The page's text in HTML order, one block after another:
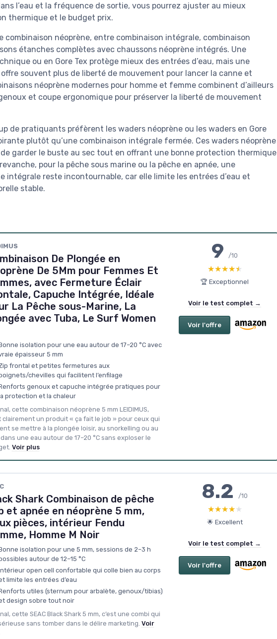
l’eau et la fréquence de sortie, vous pourrez ajuster au mieux
thermique et le budget prix.
combinaison néoprène, entre combinaison intégrale, combinaison
étanches complètes avec chaussons néoprène intégrés. Une
ou en Gore Tex protège mieux des entrées d’eau, mais une
souvent plus de liberté de mouvement pour lancer la canne et
néoprène modernes pour homme et femme combinent d’ailleurs
et coupe ergonomique pour préserver la liberté de mouvement
de pratiquants préfèrent les waders néoprène ou les waders en Gore
plutôt qu’une combinaison intégrale fermée. Ces waders néoprène
garder le buste au sec tout en offrant une bonne protection thermique
pour la pêche sous marine ou la pêche en apnée, une
intégrale reste incontournable, car elle limite les entrées d’eau et
stable.
De Plongée en
De 5Mm pour Femmes Et
avec Fermeture Éclair
Capuche Intégrée, Idéale
La Pêche sous-Marine, La
avec Tuba, Le Surf Women
isolation pour une eau autour de 17–20 °C avec
épaisseur 5 mm
frontal et petites fermetures aux
chevilles qui facilitent l’enfilage
genoux et capuche intégrée pratiques pour
protection et la chaleur
cette combinaison néoprène 5 mm LEIDIMUS,
clairement un produit « ça fait le job » pour ceux qui
se mettre à la plongée loisir, au snorkelling ou au
une eau autour de 17–20 °C sans exploser le
Voir plus
9/10
★★★★★
★★★★★
🏆 Exceptionnel
Voir le test complet →
Voir l'offre
Shark Combinaison de pêche
et apnée en néoprène 5 mm,
pièces, intérieur Fendu
Homme M Noir
isolation pour une 5 mm, sessions de 2–3 h
autour de 12–15 °C
open cell confortable qui colle bien au corps
limite les entrées d’eau
utiles (sternum pour arbalète, genoux/tibias)
design sobre tout noir
cette SEAC Black Shark 5 mm, c’est une combi qui
sans tomber dans le délire marketing. Voir
8.2/10
★★★★★
★★★★★
🌟 Excellent
Voir le test complet →
Voir l'offre